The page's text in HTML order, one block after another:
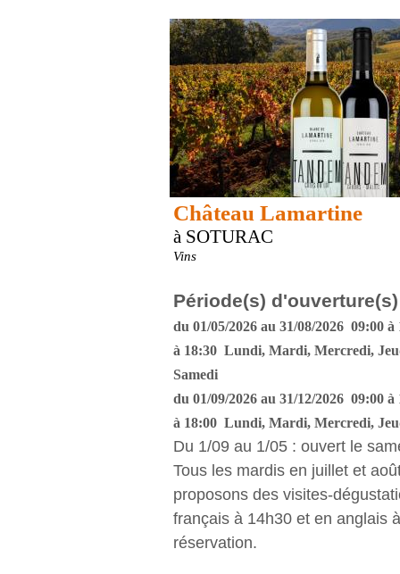
Château Lamartine
à SOTURAC
Vins
Période(s) d'ouverture(s)
du 01/05/2026 au 31/08/2026 09:00
à 18:30 Lundi, Mardi, Mercredi,
Samedi
du 01/09/2026 au 31/12/2026 09:00
à 18:00 Lundi, Mardi, Mercredi,
Du 1/09 au 1/05 : ouvert le
Tous les mardis en juillet et
proposons des visites-
français à 14h30 et en anglais
réservation.